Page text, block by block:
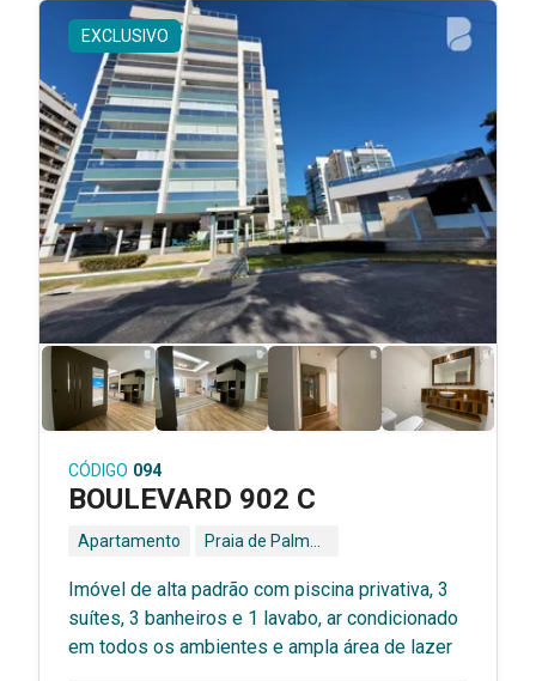
EXCLUSIVO
CÓDIGO 094
BOULEVARD 902 C
Apartamento
Imóvel de alta padrão com piscina privativa, 3
suítes, 3 banheiros e 1 lavabo, ar condicionado
em todos os ambientes e ampla área de lazer